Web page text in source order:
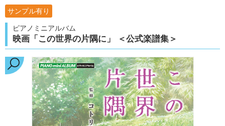
サンプル有り
ピアノミニアルバム
映画「この世界の片隅に」 ＜公式楽譜集＞